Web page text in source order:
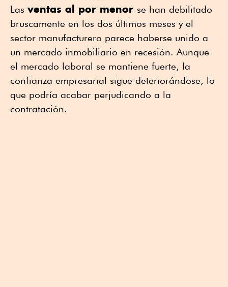
Las ventas al por menor se han debilitado
bruscamente en los dos últimos meses y el
sector manufacturero parece haberse unido a
un mercado inmobiliario en recesión. Aunque
el mercado laboral se mantiene fuerte, la
confianza empresarial sigue deteriorándose, lo
que podría acabar perjudicando a la
contratación.